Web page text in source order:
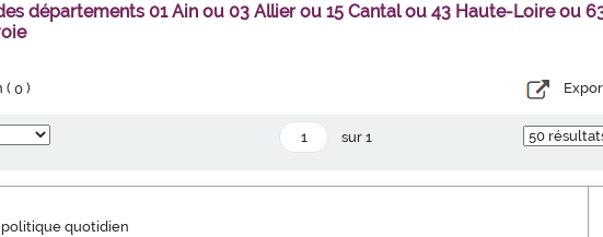
départements 01 Ain ou 03 Allier ou 15 Cantal ou 43 Haute-Loire ou
(0 )
sur 1
quotidien